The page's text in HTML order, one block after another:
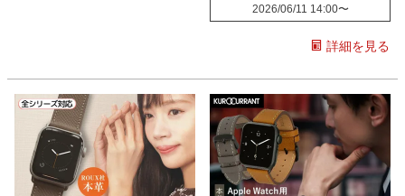
2026/06/11 14:00〜
詳細を見る